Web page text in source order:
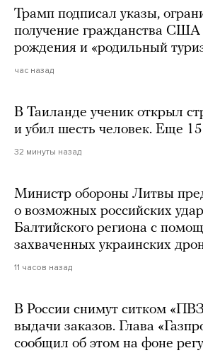
Трамп подписал указы,
получение гражданства США
рождения и «родильный
час назад
В Таиланде ученик открыл
и убил шесть человек. Еще
32 минуты назад
Министр обороны Литвы
о возможных российских
Балтийского региона с
захваченных украинских
11 часов назад
В России снимут ситком
выдачи заказов. Глава
сообщил об этом на фоне